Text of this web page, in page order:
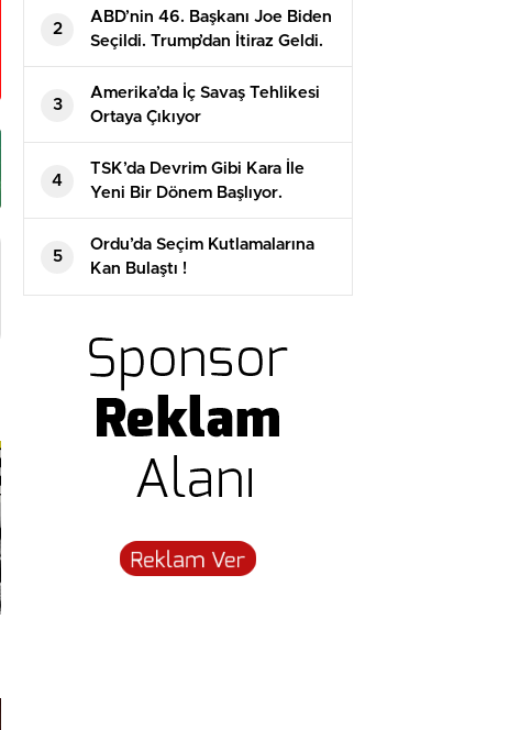
2
ABD’nin 46. Başkanı Joe Biden
Seçildi. Trump’dan İtiraz Geldi.
3
Amerika’da İç Savaş Tehlikesi
Ortaya Çıkıyor
4
TSK’da Devrim Gibi Kara İle
Yeni Bir Dönem Başlıyor.
5
Ordu’da Seçim Kutlamalarına
Kan Bulaştı !